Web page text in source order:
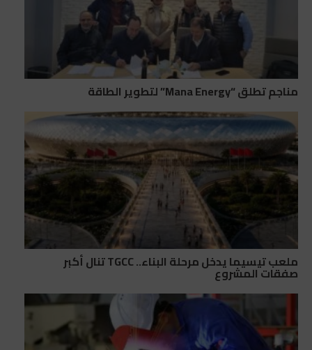
مناجم تطلق “Mana Energy” لتطوير الطاقة
ملعب تيسيما يدخل مرحلة البناء.. TGCC تنال أكبر
صفقات المشروع